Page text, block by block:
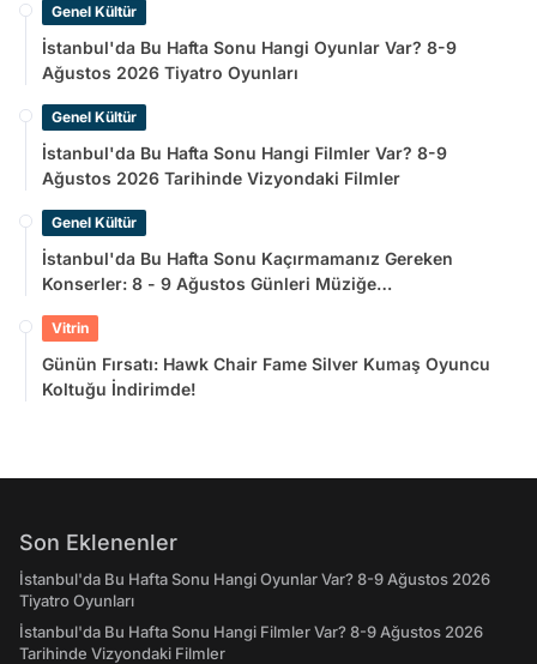
Genel Kültür
İstanbul'da Bu Hafta Sonu Hangi Oyunlar Var? 8-9
Ağustos 2026 Tiyatro Oyunları
Genel Kültür
İstanbul'da Bu Hafta Sonu Hangi Filmler Var? 8-9
Ağustos 2026 Tarihinde Vizyondaki Filmler
Genel Kültür
İstanbul'da Bu Hafta Sonu Kaçırmamanız Gereken
Konserler: 8 - 9 Ağustos Günleri Müziğe
Vitrin
Günün Fırsatı: Hawk Chair Fame Silver Kumaş Oyuncu
Koltuğu İndirimde!
Son Eklenenler
İstanbul'da Bu Hafta Sonu Hangi Oyunlar Var? 8-9 Ağustos 2026
Tiyatro Oyunları
İstanbul'da Bu Hafta Sonu Hangi Filmler Var? 8-9 Ağustos 2026
Tarihinde Vizyondaki Filmler